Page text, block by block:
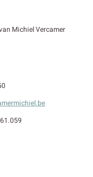
Michiel Vercamer